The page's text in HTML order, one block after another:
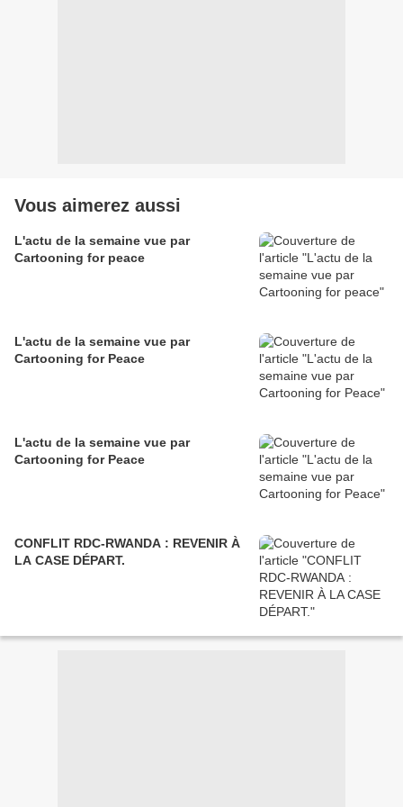
Vous aimerez aussi
L'actu de la semaine vue par
Cartooning for peace
L'actu de la semaine vue par
Cartooning for Peace
L'actu de la semaine vue par
Cartooning for Peace
CONFLIT RDC-RWANDA : REVENIR À
LA CASE DÉPART.